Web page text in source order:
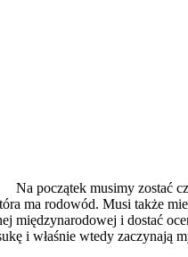
Na początek musimy zostać
ma rodowód. Musi także
międzynarodowej i dostać
i właśnie wtedy zaczynają